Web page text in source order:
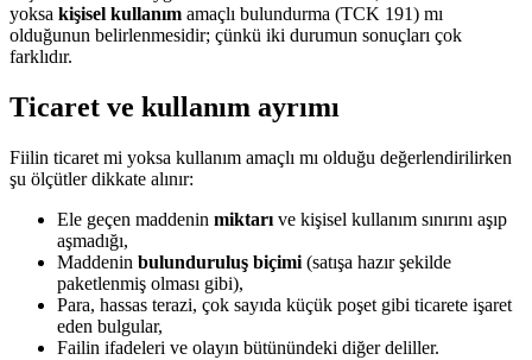
yoksa kişisel kullanım amaçlı bulundurma (TCK 191) mı
olduğunun belirlenmesidir; çünkü iki durumun sonuçları çok
farklıdır.
Ticaret ve kullanım ayrımı
Fiilin ticaret mi yoksa kullanım amaçlı mı olduğu değerlendirilirken
şu ölçütler dikkate alınır:
Ele geçen maddenin miktarı ve kişisel kullanım sınırını aşıp
aşmadığı,
Maddenin bulunduruluş biçimi (satışa hazır şekilde
paketlenmiş olması gibi),
Para, hassas terazi, çok sayıda küçük poşet gibi ticarete işaret
eden bulgular,
Failin ifadeleri ve olayın bütünündeki diğer deliller.